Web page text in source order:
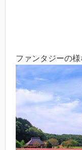
ファンタジーの様